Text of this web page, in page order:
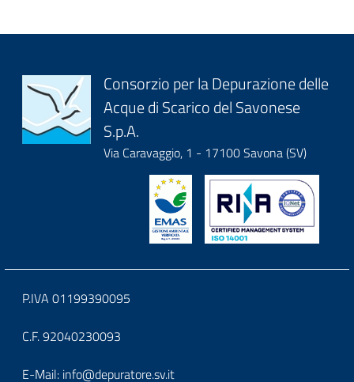
Block
it-
block-
logoeintestazionedelsito
Consorzio per la Depurazione delle
Acque di Scarico del Savonese
S.p.A.
Via Caravaggio, 1 - 17100 Savona (SV)
Block
it-
block-
P.IVA 01199390095
C.F. 92040230093
E-Mail: info@depuratore.sv.it